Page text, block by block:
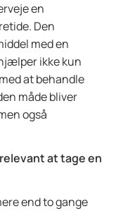
en
Den
med en
ikke kun
at behandle
måde bliver
også
at tage en
end to gange